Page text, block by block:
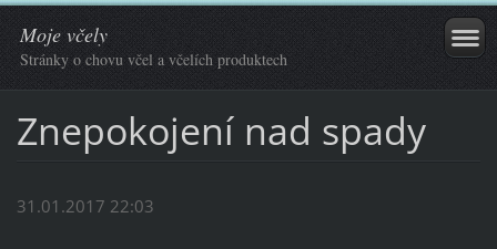
Moje včely
Stránky o chovu včel a včelích produktech
Znepokojení nad spady
31.01.2017 22:03